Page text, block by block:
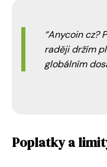
Anycoin cz?
raději držím
globálním
Poplatky a